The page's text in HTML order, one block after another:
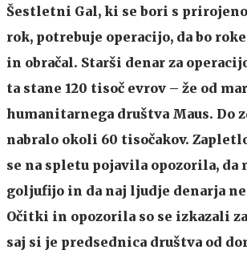
Šestletni Gal, ki se bori s
rok, potrebuje operacijo, da bo
in obračal. Starši denar za
ta stane 120 tisoč evrov – že od
humanitarnega društva Maus. Do
nabralo okoli 60 tisočakov.
se na spletu pojavila opozorila, da
goljufijo in da naj ljudje denarja ne
Očitki in opozorila so se izkazali
saj si je predsednica društva od